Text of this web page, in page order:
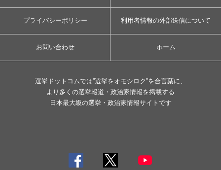
プライバシーポリシー 利用者情報の外部送信について
お問い合わせ ホーム
選挙ドットコムでは”選挙をオモシロク”を合言葉に、
より多くの選挙報道・政治家情報を掲載する
日本最大級の選挙・政治家情報サイトです